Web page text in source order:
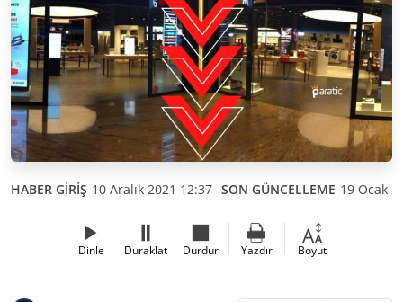
HABER GİRİŞ 10 Aralık 2021 12:37 SON GÜNCELLEME 19 Ocak
Dinle Duraklat Durdur Yazdır Boyut